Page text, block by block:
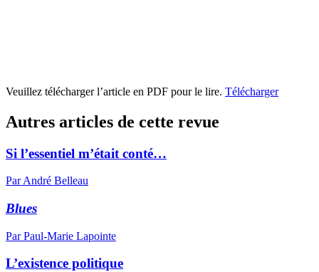
Veuillez télécharger l’article en PDF pour le lire. Télécharger
Autres articles de cette revue
Si l’essentiel m’était conté…
Par André Belleau
Blues
Par Paul-Marie Lapointe
L’existence politique